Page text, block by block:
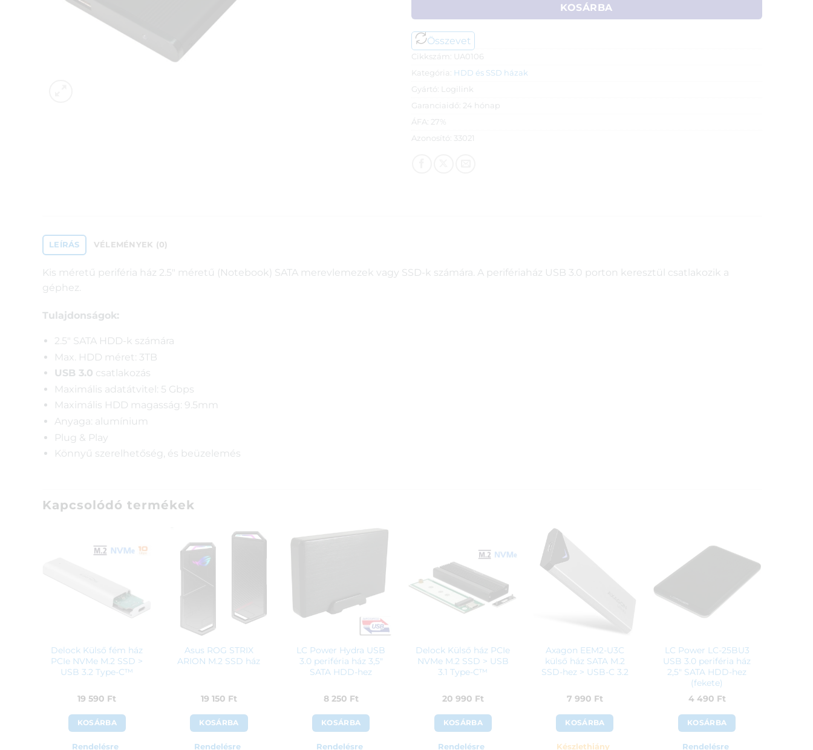
KOSÁRBA
Összevet
Cikkszám: UA0106
Kategória: HDD és SSD házak
Gyártó:
Logilink
Garanciaidő: 24 hónap
ÁFA: 27%
Azonosító: 33021
LEÍRÁS VÉLEMÉNYEK (0)
Kis méretű periféria ház 2.5″ méretű (Notebook) SATA merevlemezek vagy SSD-k számára. A perifériaház USB 3.0 porton keresztül csatlakozik a
géphez.
Tulajdonságok:
2.5″ SATA HDD-k számára
Max. HDD méret: 3TB
USB 3.0 csatlakozás
Maximális adatátvitel: 5 Gbps
Maximális HDD magasság: 9.5mm
Anyaga: alumínium
Plug & Play
Könnyű szerelhetőség, és beüzelemés
Kapcsolódó termékek
Delock Külső fém ház
PCIe NVMe M.2 SSD >
USB 3.2 Type-C™
19 590 Ft
KOSÁRBA
Rendelésre
Asus ROG STRIX
ARION M.2 SSD ház
19 150 Ft
KOSÁRBA
Rendelésre
LC Power Hydra USB
3.0 periféria ház 3,5″
SATA HDD-hez
8 250 Ft
KOSÁRBA
Rendelésre
Delock Külső ház PCIe
NVMe M.2 SSD > USB
3.1 Type-C™
20 990 Ft
KOSÁRBA
Rendelésre
Axagon EEM2-U3C
külső ház SATA M.2
SSD-hez > USB-C 3.2
7 990 Ft
KOSÁRBA
Készlethiány
LC Power LC-25BU3
USB 3.0 periféria ház
2,5″ SATA HDD-hez
(fekete)
4 490 Ft
KOSÁRBA
Rendelésre